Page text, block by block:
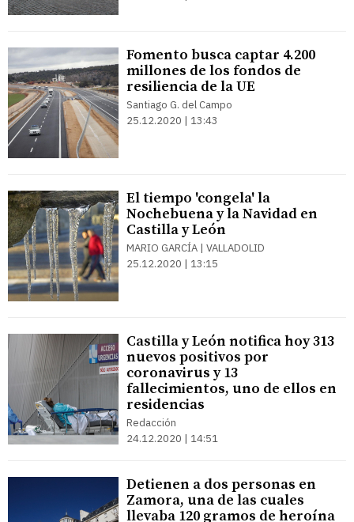
Fomento busca captar 4.200
millones de los fondos de
resiliencia de la UE
Santiago G. del Campo
25.12.2020 | 13:43
El tiempo 'congela' la
Nochebuena y la Navidad en
Castilla y León
MARIO GARCÍA | VALLADOLID
25.12.2020 | 13:15
Castilla y León notifica hoy 313
nuevos positivos por
coronavirus y 13
fallecimientos, uno de ellos en
residencias
Redacción
24.12.2020 | 14:51
Detienen a dos personas en
Zamora, una de las cuales
llevaba 120 gramos de heroína